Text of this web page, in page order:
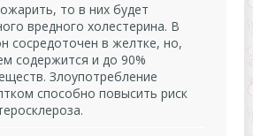
то в них будет
вредного холестерина. В
сосредоточен в желтке, но,
содержится и до 90%
Злоупотребление
способно повысить риск